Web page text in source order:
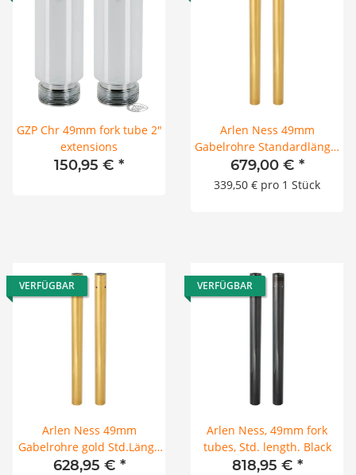
GZP Chr 49mm fork tube 2"
extensions
150,95 € *
Arlen Ness 49mm
Gabelrohre Standardlänge,
Gold für Harley Touring 14-
25
679,00 € *
339,50 € pro 1 Stück
VERFÜGBAR
Arlen Ness 49mm
Gabelrohre gold Std.Länge
für Harley Softail 18-24
628,95 € *
VERFÜGBAR
Arlen Ness, 49mm fork
tubes, Std. length. Black
818,95 € *